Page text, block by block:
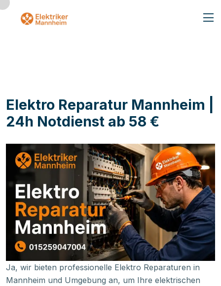
Elektro Reparatur Mannheim |
24h Notdienst ab 58 €
Ja, wir bieten professionelle Elektro Reparaturen in
Mannheim und Umgebung an, um Ihre elektrischen